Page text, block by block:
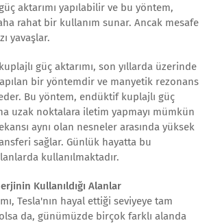
aktarımı yapılabilir ve bu yöntem,
rahat bir kullanım sunar. Ancak mesafe
yavaşlar.
güç aktarımı, son yıllarda üzerinde
bir yöntemdir ve manyetik rezonans
Bu yöntem, endüktif kuplajlı güç
uzak noktalara iletim yapmayı mümkün
aynı olan nesneler arasında yüksek
sağlar. Günlük hayatta bu
kullanılmaktadır.
Kullanıldığı Alanlar
Tesla'nın hayal ettiği seviyeye tam
da, günümüzde birçok farklı alanda